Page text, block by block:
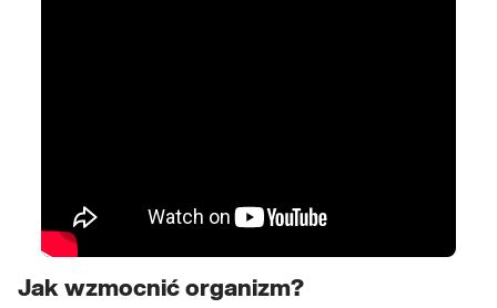
Jak wzmocnić organizm?